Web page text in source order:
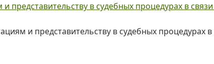
представительству в судебных процедурах в
и представительству в судебных процедурах